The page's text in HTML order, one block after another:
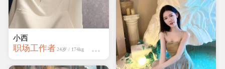
小西
职场工作者 24岁 / 174kg
学生 21岁 / 159kg